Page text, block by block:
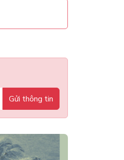
Gửi thông tin